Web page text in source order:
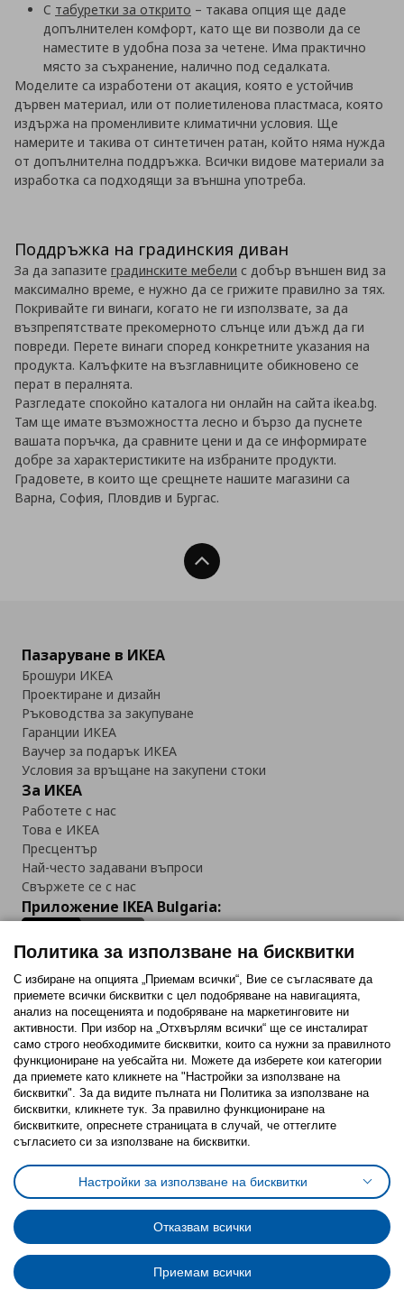
С табуретки за открито – такава опция ще даде
допълнителен комфорт, като ще ви позволи да се
наместите в удобна поза за четене. Има практично
място за съхранение, налично под седалката.
Моделите са изработени от акация, която е устойчив
дървен материал, или от полиетиленова пластмаса, която
издържа на променливите климатични условия. Ще
намерите и такива от синтетичен ратан, който няма нужда
от допълнителна поддръжка. Всички видове материали за
изработка са подходящи за външна употреба.
Поддръжка на градинския диван
За да запазите градинските мебели с добър външен вид за
максимално време, е нужно да се грижите правилно за тях.
Покривайте ги винаги, когато не ги използвате, за да
възпрепятствате прекомерното слънце или дъжд да ги
повреди. Перете винаги според конкретните указания на
продукта. Калъфките на възглавниците обикновено се
перат в пералнята.
Разгледате спокойно каталога ни онлайн на сайта ikea.bg.
Там ще имате възможността лесно и бързо да пуснете
вашата поръчка, да сравните цени и да се информирате
добре за характеристиките на избраните продукти.
Градовете, в които ще срещнете нашите магазини са
Варна, София, Пловдив и Бургас.
Нагоре
Пазаруване в ИКЕА
Брошури ИКЕА
Проектиране и дизайн
Ръководства за закупуване
Гаранции ИКЕА
Ваучер за подарък ИКЕА
Условия за връщане на закупени стоки
За ИКЕА
Работете с нас
Това е ИКЕА
Пресцентър
Най-често задавани въпроси
Свържете се с нас
Приложение IKEA Bulgaria:
Последвайте ни:
FacebookTwitterYoutubePinterestInstagram
Политика за използване на бисквитки (Cookies)
Избор на настройки за използване на бисквитки
Условия за ползване на ikea.bgОбща политика за личните данни
Политика за защита на личните данни на ikea.bg
Общи условия на програма IKEA Family
Политика за защита на лични данни на програма IKEA Family
Политика за използване на бисквитки
С избиране на опцията „Приемам всички“, Вие се съгласявате да
приемете всички бисквитки с цел подобряване на навигацията,
анализ на посещенията и подобряване на маркетинговите ни
активности. При избор на „Отхвърлям всички“ ще се инсталират
само строго необходимитe бисквитки, които са нужни за правилното
функциониране на уебсайта ни. Можете да изберете кои категории
да приемете като кликнете на "Настройки за използване на
бисквитки". За да видите пълната ни Политика за използване на
бисквитки, кликнете тук. За правилно функциониране на
бисквитките, опреснете страницата в случай, че оттеглите
съгласието си за използване на бисквитки.
Настройки за използване на бисквитки
Отказвам всички
Приемам всички